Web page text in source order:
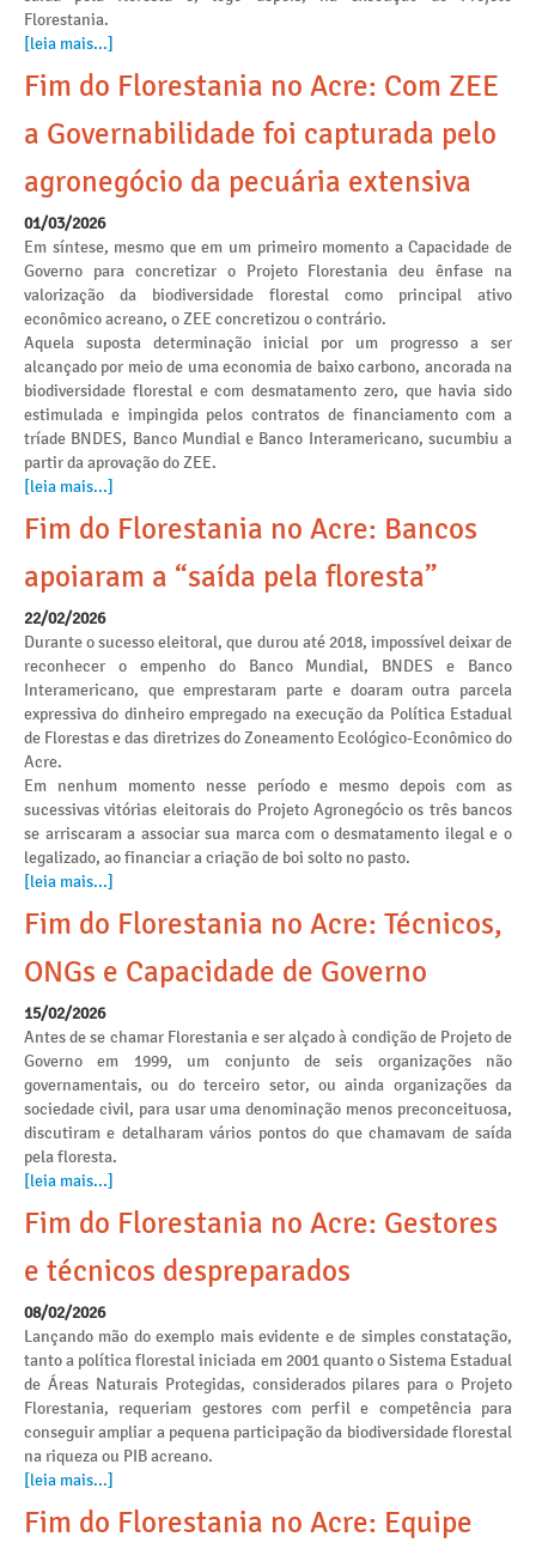
Florestania.
[leia mais...]
Fim do Florestania no Acre: Com ZEE
a Governabilidade foi capturada pelo
agronegócio da pecuária extensiva
01/03/2026
Em síntese, mesmo que em um primeiro momento a Capacidade de
Governo para concretizar o Projeto Florestania deu ênfase na
valorização da biodiversidade florestal como principal ativo
econômico acreano, o ZEE concretizou o contrário.
Aquela suposta determinação inicial por um progresso a ser
alcançado por meio de uma economia de baixo carbono, ancorada na
biodiversidade florestal e com desmatamento zero, que havia sido
estimulada e impingida pelos contratos de financiamento com a
tríade BNDES, Banco Mundial e Banco Interamericano, sucumbiu a
partir da aprovação do ZEE.
[leia mais...]
Fim do Florestania no Acre: Bancos
apoiaram a “saída pela floresta”
22/02/2026
Durante o sucesso eleitoral, que durou até 2018, impossível deixar de
reconhecer o empenho do Banco Mundial, BNDES e Banco
Interamericano, que emprestaram parte e doaram outra parcela
expressiva do dinheiro empregado na execução da Política Estadual
de Florestas e das diretrizes do Zoneamento Ecológico-Econômico do
Acre.
Em nenhum momento nesse período e mesmo depois com as
sucessivas vitórias eleitorais do Projeto Agronegócio os três bancos
se arriscaram a associar sua marca com o desmatamento ilegal e o
legalizado, ao financiar a criação de boi solto no pasto.
[leia mais...]
Fim do Florestania no Acre: Técnicos,
ONGs e Capacidade de Governo
15/02/2026
Antes de se chamar Florestania e ser alçado à condição de Projeto de
Governo em 1999, um conjunto de seis organizações não
governamentais, ou do terceiro setor, ou ainda organizações da
sociedade civil, para usar uma denominação menos preconceituosa,
discutiram e detalharam vários pontos do que chamavam de saída
pela floresta.
[leia mais...]
Fim do Florestania no Acre: Gestores
e técnicos despreparados
08/02/2026
Lançando mão do exemplo mais evidente e de simples constatação,
tanto a política florestal iniciada em 2001 quanto o Sistema Estadual
de Áreas Naturais Protegidas, considerados pilares para o Projeto
Florestania, requeriam gestores com perfil e competência para
conseguir ampliar a pequena participação da biodiversidade florestal
na riqueza ou PIB acreano.
[leia mais...]
Fim do Florestania no Acre: Equipe